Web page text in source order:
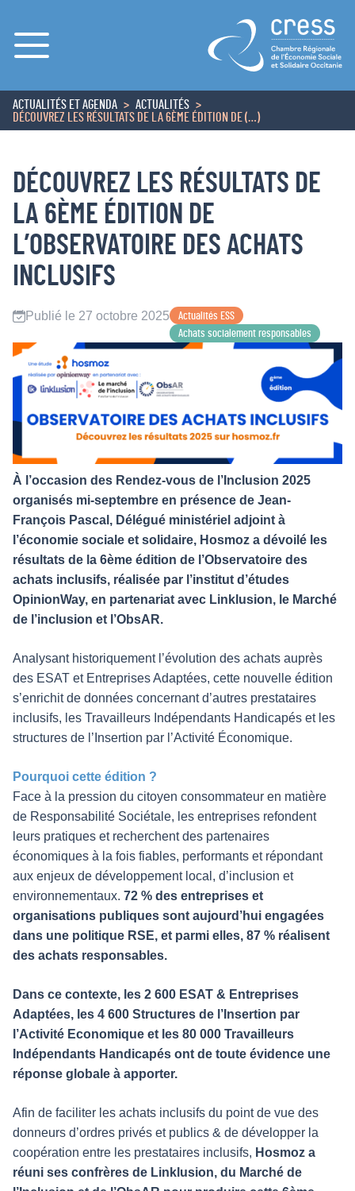
Menu
ACCUEIL
ACTUALITÉS ET AGENDA
ACTUALITÉS
DÉCOUVREZ LES RÉSULTATS DE LA 6ÈME ÉDITION DE (…)
DÉCOUVREZ LES RÉSULTATS DE
LA 6ÈME ÉDITION DE
L’OBSERVATOIRE DES ACHATS
INCLUSIFS
Publié le 27 octobre 2025
Actualités ESS
Achats socialement responsables
À l’occasion des Rendez-vous de l’Inclusion 2025
organisés mi-septembre en présence de Jean-
François Pascal, Délégué ministériel adjoint à
l’économie sociale et solidaire, Hosmoz a dévoilé les
résultats de la 6ème édition de l’Observatoire des
achats inclusifs, réalisée par l’institut d’études
OpinionWay, en partenariat avec Linklusion, le Marché
de l’inclusion et l’ObsAR.
Analysant historiquement l’évolution des achats auprès
des ESAT et Entreprises Adaptées, cette nouvelle édition
s’enrichit de données concernant d’autres prestataires
inclusifs, les Travailleurs Indépendants Handicapés et les
structures de l’Insertion par l’Activité Économique.
Pourquoi cette édition ?
Face à la pression du citoyen consommateur en matière
de Responsabilité Sociétale, les entreprises refondent
leurs pratiques et recherchent des partenaires
économiques à la fois fiables, performants et répondant
aux enjeux de développement local, d’inclusion et
environnementaux. 72 % des entreprises et
organisations publiques sont aujourd’hui engagées
dans une politique RSE, et parmi elles, 87 % réalisent
des achats responsables.
Dans ce contexte, les 2 600 ESAT & Entreprises
Adaptées, les 4 600 Structures de l’Insertion par
l’Activité Economique et les 80 000 Travailleurs
Indépendants Handicapés ont de toute évidence une
réponse globale à apporter.
Afin de faciliter les achats inclusifs du point de vue des
donneurs d’ordres privés et publics & de développer la
coopération entre les prestataires inclusifs, Hosmoz a
réuni ses confrères de Linklusion, du Marché de